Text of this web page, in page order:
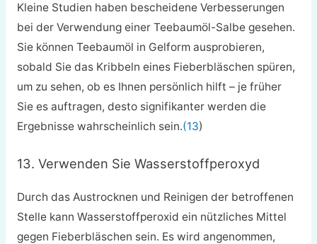
Kleine Studien haben bescheidene Verbesserungen
bei der Verwendung einer Teebaumöl-Salbe gesehen.
Sie können Teebaumöl in Gelform ausprobieren,
sobald Sie das Kribbeln eines Fieberbläschen spüren,
um zu sehen, ob es Ihnen persönlich hilft – je früher
Sie es auftragen, desto signifikanter werden die
Ergebnisse wahrscheinlich sein.(13)
13. Verwenden Sie Wasserstoffperoxyd
Durch das Austrocknen und Reinigen der betroffenen
Stelle kann Wasserstoffperoxid ein nützliches Mittel
gegen Fieberbläschen sein. Es wird angenommen,